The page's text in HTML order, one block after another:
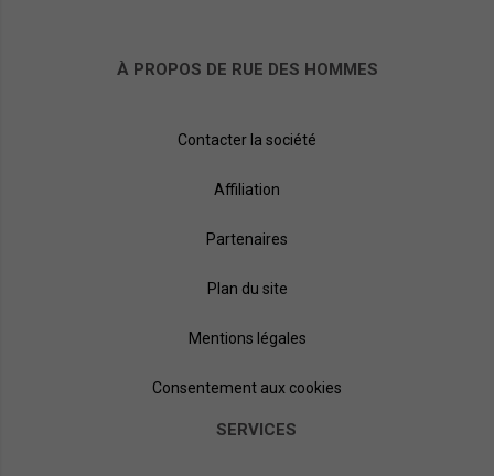
À PROPOS DE RUE DES HOMMES
Contacter la société
Affiliation
Partenaires
Plan du site
Mentions légales
Consentement aux cookies
SERVICES